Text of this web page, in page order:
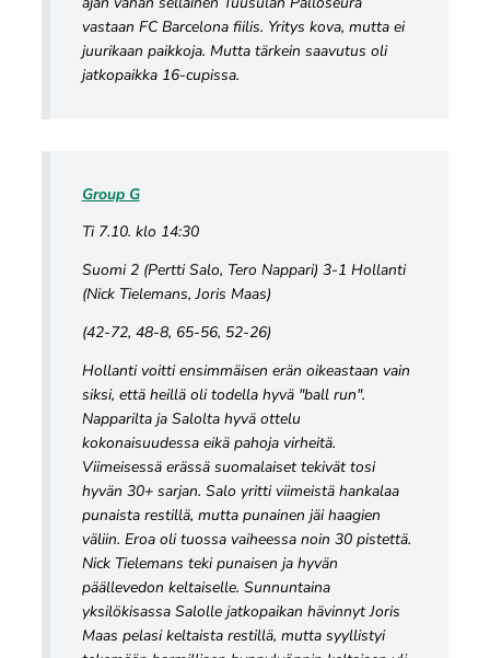
vastaan FC Barcelona fiilis. Yritys kova, mutta ei
juurikaan paikkoja. Mutta tärkein saavutus oli
jatkopaikka 16-cupissa.
Group G
Ti 7.10. klo 14:30
Suomi 2 (Pertti Salo, Tero Nappari) 3-1 Hollanti
(Nick Tielemans, Joris Maas)
(42-72, 48-8, 65-56, 52-26)
Hollanti voitti ensimmäisen erän oikeastaan vain
siksi, että heillä oli todella hyvä "ball run".
Napparilta ja Salolta hyvä ottelu
kokonaisuudessa eikä pahoja virheitä.
Viimeisessä erässä suomalaiset tekivät tosi
hyvän 30+ sarjan. Salo yritti viimeistä hankalaa
punaista restillä, mutta punainen jäi haagien
väliin. Eroa oli tuossa vaiheessa noin 30 pistettä.
Nick Tielemans teki punaisen ja hyvän
päällevedon keltaiselle. Sunnuntaina
yksilökisassa Salolle jatkopaikan hävinnyt Joris
Maas pelasi keltaista restillä, mutta syyllistyi